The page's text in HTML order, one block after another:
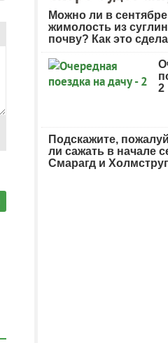
Можно ли в
жимолость из
почву? Как это
2
Подскажите,
ли сажать в начале
Смарагд и